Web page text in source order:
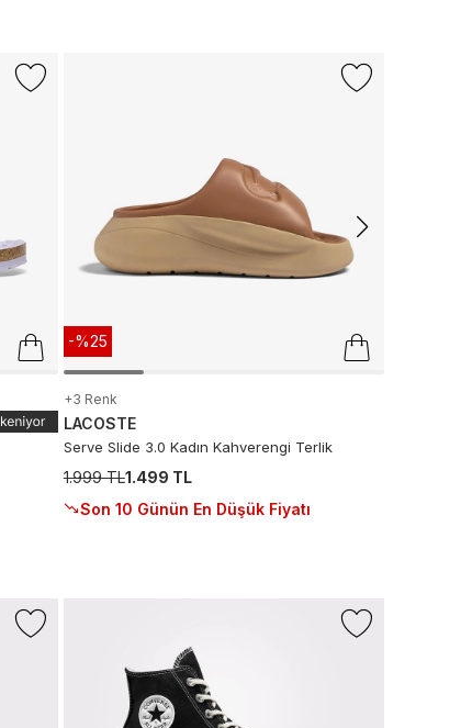
-%25
+3 Renk
LACOSTE
Serve Slide 3.0 Kadın Kahverengi Terlik
1.999 TL1.499 TL
Son 10 Günün En Düşük Fiyatı